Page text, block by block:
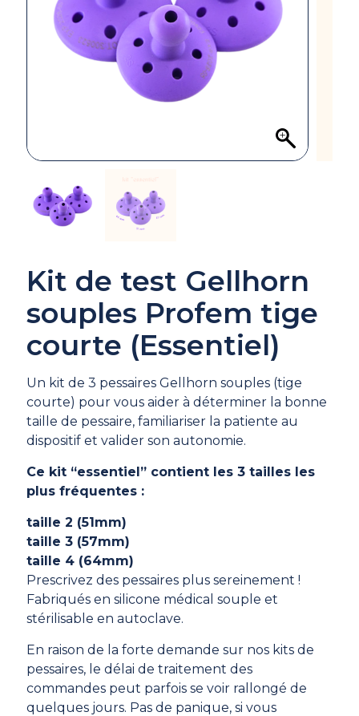
Kit de test Gellhorn
souples Profem tige
courte (Essentiel)
Un kit de 3 pessaires Gellhorn souples (tige
courte) pour vous aider à déterminer la bonne
taille de pessaire, familiariser la patiente au
dispositif et valider son autonomie.
Ce kit “essentiel” contient les 3 tailles les
plus fréquentes :
taille 2 (51mm)
taille 3 (57mm)
taille 4 (64mm)
Prescrivez des pessaires plus sereinement !
Fabriqués en silicone médical souple et
stérilisable en autoclave.
En raison de la forte demande sur nos kits de
pessaires, le délai de traitement des
commandes peut parfois se voir rallongé de
quelques jours. Pas de panique, si vous